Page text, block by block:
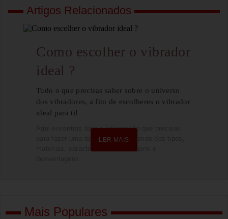
Artigos Relacionados
Como escolher o vibrador
ideal ?
Tudo o que precisas saber sobre o universo
dos vibradores, a fim de escolheres o vibrador
ideal para ti!
Aqui encontras toda a informação que precisas
para fazer uma boa escolha. Falamos dos tipos,
materiais, características, vantagens e
LER MAIS
Mais Populares